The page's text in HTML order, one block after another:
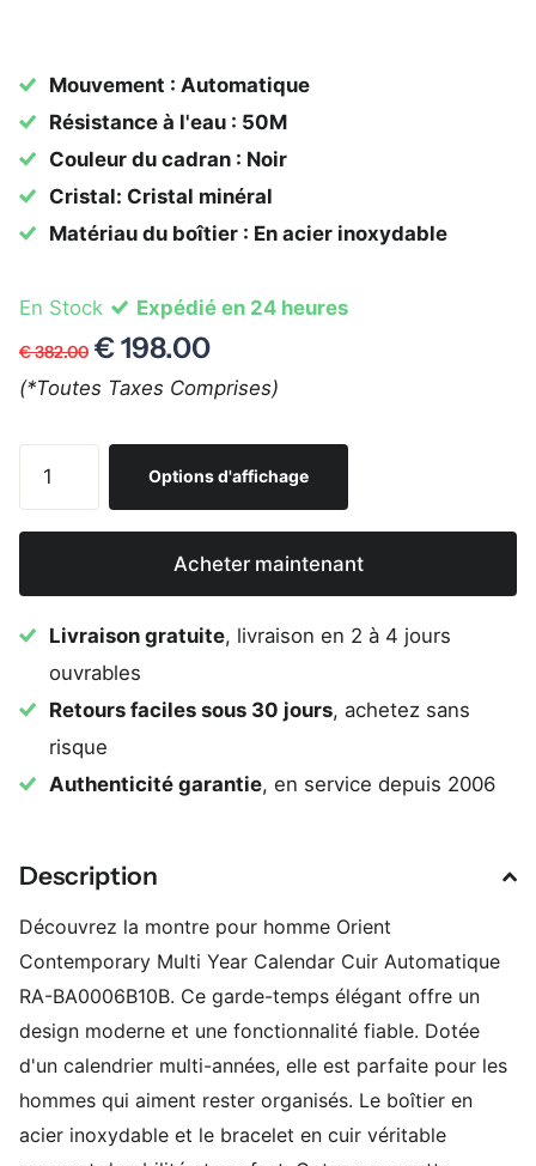
Mouvement : Automatique
Résistance à l'eau : 50M
Couleur du cadran : Noir
Cristal: Cristal minéral
Matériau du boîtier : En acier inoxydable
En Stock Expédié en 24 heures
€ 382.00 € 198.00
(*Toutes Taxes Comprises)
Options d'affichage
Acheter maintenant
Livraison gratuite, livraison en 2 à 4 jours
ouvrables
Retours faciles sous 30 jours, achetez sans
risque
Authenticité garantie, en service depuis 2006
Description
Découvrez la montre pour homme Orient
Contemporary Multi Year Calendar Cuir Automatique
RA-BA0006B10B. Ce garde-temps élégant offre un
design moderne et une fonctionnalité fiable. Dotée
d'un calendrier multi-années, elle est parfaite pour les
hommes qui aiment rester organisés. Le boîtier en
acier inoxydable et le bracelet en cuir véritable